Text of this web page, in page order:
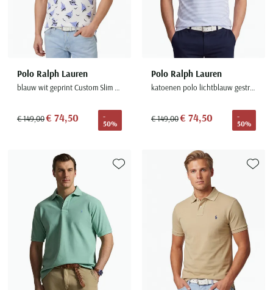
Polo Ralph Lauren
blauw wit geprint Custom Slim Fit
€ 149,00€ 74,50
-
50%
Polo Ralph Lauren
katoenen polo lichtblauw gestreept
€ 149,00€ 74,50
-
50%
Toevoegen aan favorieten